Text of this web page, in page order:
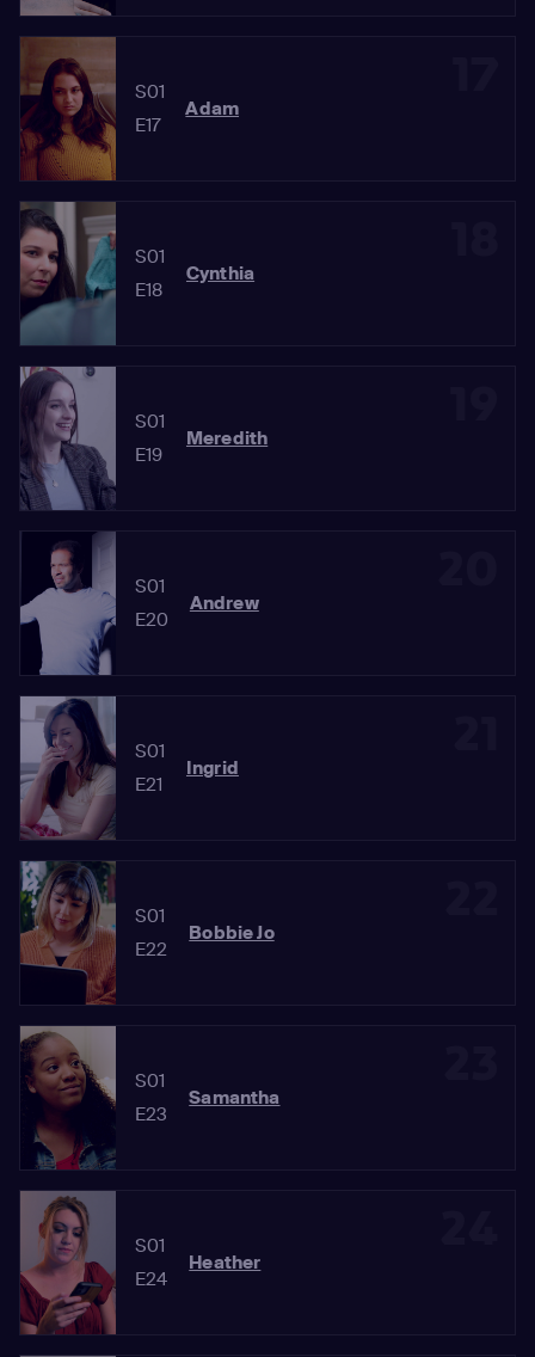
S01
E17
Adam
S01
E18
Cynthia
S01
E19
Meredith
S01
E20
Andrew
S01
E21
Ingrid
S01
E22
Bobbie Jo
S01
E23
Samantha
S01
E24
Heather